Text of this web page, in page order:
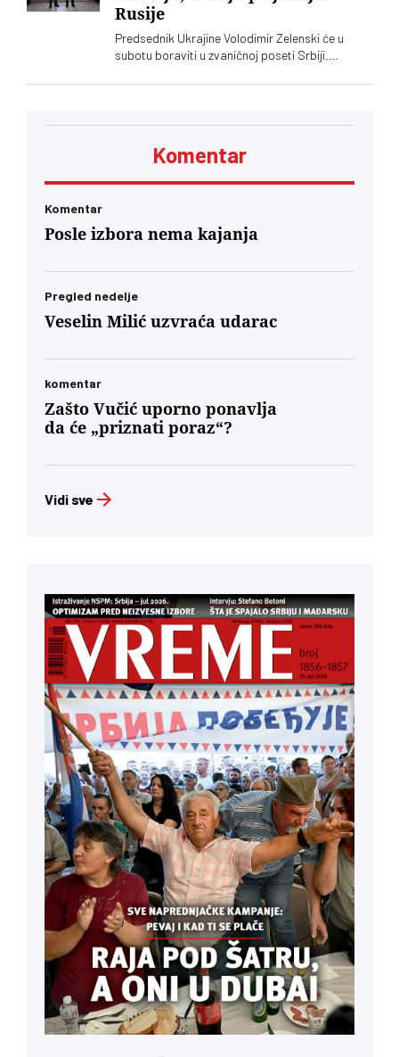
Rusije
Predsednik Ukrajine Volodimir Zelenski će u
subotu boraviti u zvaničnoj poseti Srbiji.
Vučić, saopštila je služba za saradnju sa
Komentar
Komentar
Posle izbora nema kajanja
Pregled nedelje
Veselin Milić uzvraća udarac
komentar
Zašto Vučić uporno ponavlja
da će „priznati poraz“?
Vidi sve